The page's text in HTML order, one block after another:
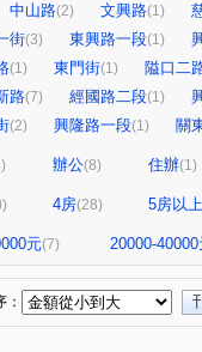
中山路(2) 文興路(1)
街(3) 東興路一段(1)
(1) 東門街(1)
隘口二
路(7) 經國路二段(1)
(2) 興隆路一段(1) 關
辦公(8) 住辦(1)
4房(28) 5房以上
元(7) 20000-40000
：